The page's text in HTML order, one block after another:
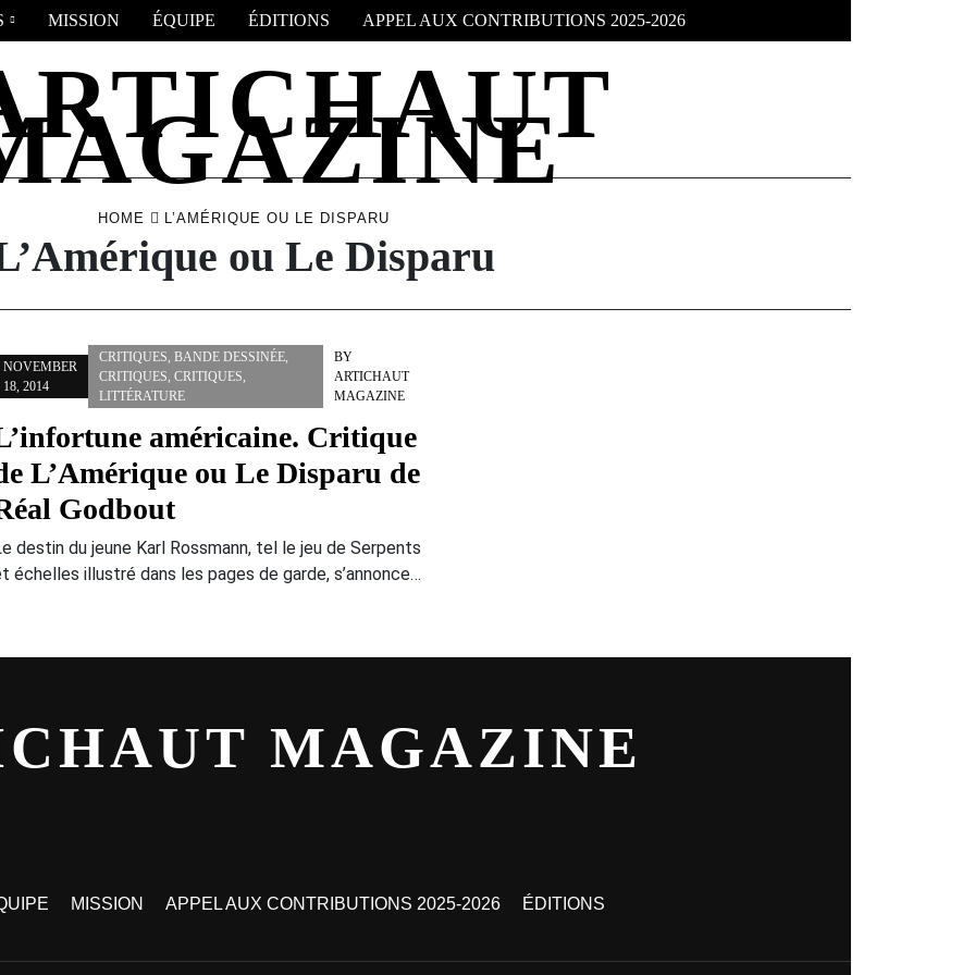
MISSION ÉQUIPE ÉDITIONS APPEL AUX CONTRIBUTIONS 2025-2026
HOME L’AMÉRIQUE OU LE DISPARU
ou Le Disparu
NOVEMBER
18, 2014
CRITIQUES,BANDE DESSINÉE,
CRITIQUES,CRITIQUES,
LITTÉRATURE
BY
ARTICHAUT
MAGAZINE
américaine. Critique
L’Amérique ou Le Disparu de
Godbout
destin du jeune Karl Rossmann, tel le jeu de Serpents
échelles illustré dans les pages de garde, s’annonce…
MAGAZINE
MISSION APPEL AUX CONTRIBUTIONS 2025-2026 ÉDITIONS